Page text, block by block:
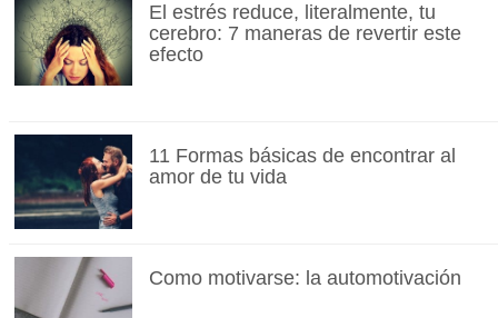
El estrés reduce, literalmente, tu
cerebro: 7 maneras de revertir este
efecto
11 Formas básicas de encontrar al
amor de tu vida
Como motivarse: la automotivación